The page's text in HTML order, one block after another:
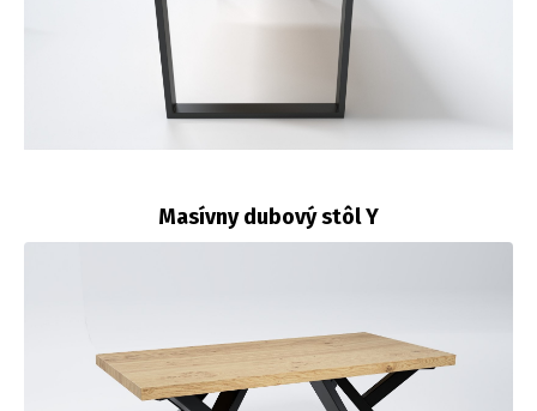
Masívny dubový stôl Y